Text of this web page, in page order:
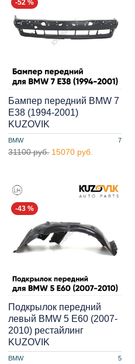
-52 %
BMW 7
Бампер передний BMW 7
E38 (1994-2001)
KUZOVIK
31100 руб. 15070 руб.
-43 %
BMW 5
Подкрылок передний
левый BMW 5 E60 (2007-
2010) рестайлинг
KUZOVIK